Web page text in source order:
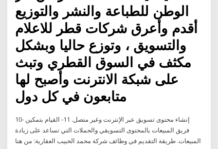
الوطن للطباعة والنشر والتوزيع
أقدم وأعرق شركات قطر للاعلام
والتسويق ، وتوزع حاليا وبشكل
مكثف في السوق القطري وتبث
على شبكة الانترنت وأصبح لها
متابعون في كل دول
10- إنشاء محتوى تسويق عبر الإنترنت وغير متصل. 11- القيام بتمكين
فريق المبيعات بالمحتوى التسويقي والحملات التي تساعد على زيادة
المبيعات. طريقة التقديم في وظائف شركة محمد الحبيب العقارية: من هنا